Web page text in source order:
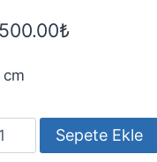
₺
cm
Sepete Ekle